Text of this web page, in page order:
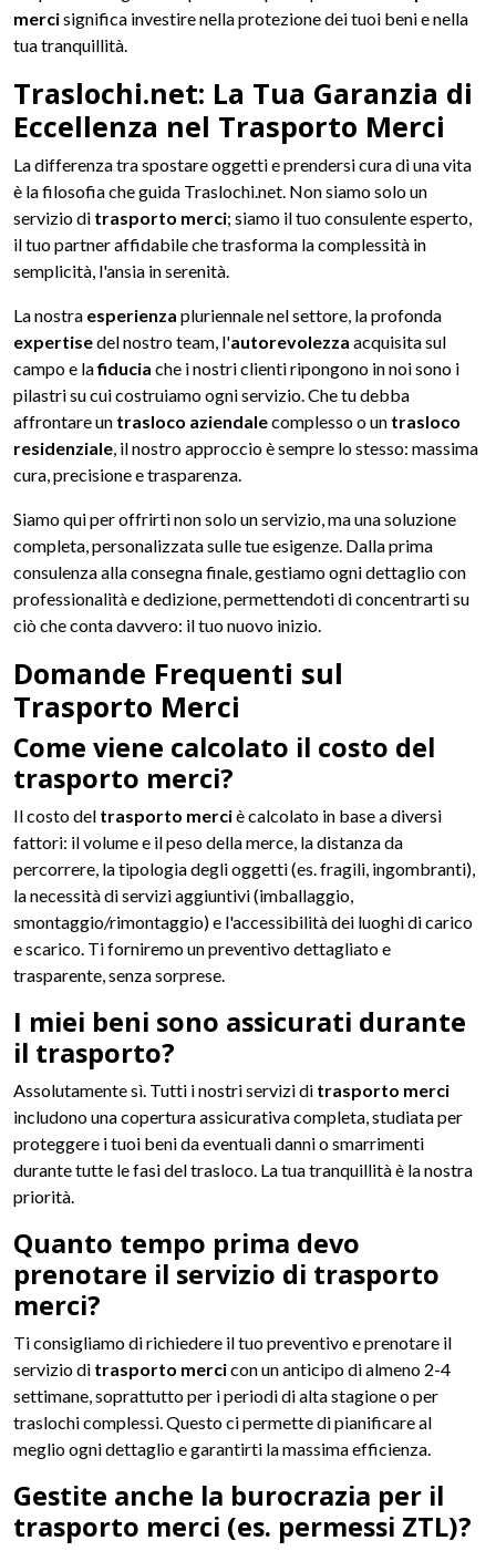
mercisignifica investire nella protezione dei tuoi beni e nella
tua tranquillità.
Traslochi.net: La Tua Garanzia di
Eccellenza nel Trasporto Merci
La differenza tra spostare oggetti e prendersi cura di una vita
è la filosofia che guida Traslochi.net. Non siamo solo un
servizio di trasporto merci; siamo il tuo consulente esperto,
il tuo partner affidabile che trasforma la complessità in
semplicità, l'ansia in serenità.
La nostra esperienza pluriennale nel settore, la profonda
expertisedel nostro team, l'autorevolezza acquisita sul
campo e lafiducia che i nostri clienti ripongono in noi sono i
pilastri su cui costruiamo ogni servizio. Che tu debba
affrontare un trasloco aziendalecomplesso o un trasloco
residenziale, il nostro approccio è sempre lo stesso: massima
cura, precisione e trasparenza.
Siamo qui per offrirti non solo un servizio, ma una soluzione
completa, personalizzata sulle tue esigenze. Dalla prima
consulenza alla consegna finale, gestiamo ogni dettaglio con
professionalità e dedizione, permettendoti di concentrarti su
ciò che conta davvero: il tuo nuovo inizio.
Domande Frequenti sul
Trasporto Merci
Come viene calcolato il costo del
trasporto merci?
Il costo del trasporto merciè calcolato in base a diversi
fattori: il volume e il peso della merce, la distanza da
percorrere, la tipologia degli oggetti (es. fragili, ingombranti),
la necessità di servizi aggiuntivi (imballaggio,
smontaggio/rimontaggio) e l'accessibilità dei luoghi di carico
e scarico. Ti forniremo un preventivo dettagliato e
trasparente, senza sorprese.
I miei beni sono assicurati durante
il trasporto?
Assolutamente sì. Tutti i nostri servizi di trasporto merci
includono una copertura assicurativa completa, studiata per
proteggere i tuoi beni da eventuali danni o smarrimenti
durante tutte le fasi del trasloco. La tua tranquillità è la nostra
priorità.
Quanto tempo prima devo
prenotare il servizio di trasporto
merci?
Ti consigliamo di richiedere il tuo preventivo e prenotare il
servizio di trasporto mercicon un anticipo di almeno 2-4
settimane, soprattutto per i periodi di alta stagione o per
traslochi complessi. Questo ci permette di pianificare al
meglio ogni dettaglio e garantirti la massima efficienza.
Gestite anche la burocrazia per il
trasporto merci (es. permessi ZTL)?